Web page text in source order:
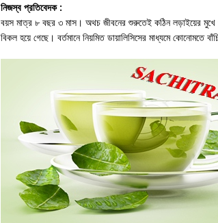
নিজস্ব প্রতিবেদক :
বয়স মাত্র ৮ বছর ৩ মাস। অথচ জীবনের শুরুতেই কঠিন লড়াইয়ের মুখে
বিকল হয়ে গেছে। বর্তমানে নিয়মিত ডায়ালিসিসের মাধ্যমে কোনোমতে